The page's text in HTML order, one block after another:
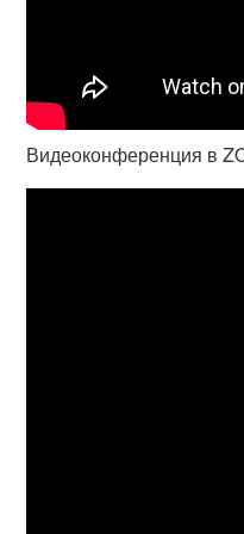
Видеоконференция в